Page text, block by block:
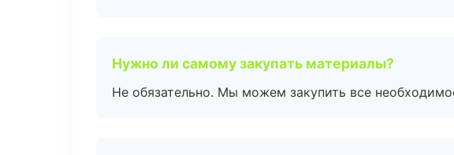
Нужно ли самому закупать материалы?
Не обязательно. Мы можем закупить все